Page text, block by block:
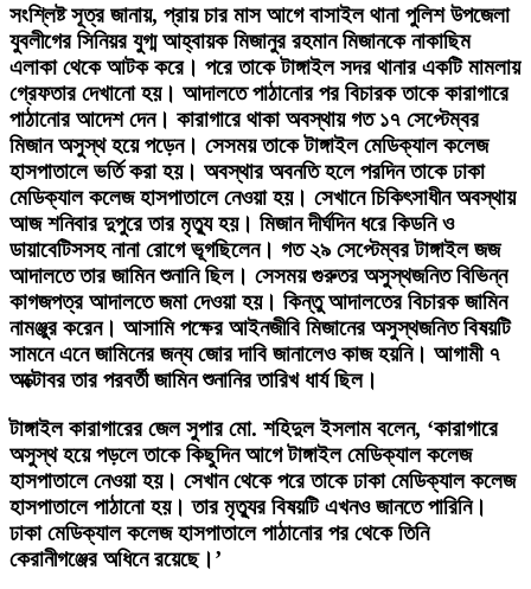
সংশ্লিষ্ট সূত্র জানায়, প্রায় চার মাস আগে বাসাইল থানা পুলিশ উপজেলা
যুবলীগের সিনিয়র যুগ্ম আহ্বায়ক মিজানুর রহমান মিজানকে নাকাছিম
এলাকা থেকে আটক করে। পরে তাকে টাঙ্গাইল সদর থানার একটি মামলায়
গ্রেফতার দেখানো হয়। আদালতে পাঠানোর পর বিচারক তাকে কারাগারে
পাঠানোর আদেশ দেন। কারাগারে থাকা অবস্থায় গত ১৭ সেপ্টেম্বর
মিজান অসুস্থ হয়ে পড়েন। সেসময় তাকে টাঙ্গাইল মেডিক্যাল কলেজ
হাসপাতালে ভর্তি করা হয়। অবস্থার অবনতি হলে পরদিন তাকে ঢাকা
মেডিক্যাল কলেজ হাসপাতালে নেওয়া হয়। সেখানে চিকিৎসাধীন অবস্থায়
আজ শনিবার দুপুরে তার মৃত্যু হয়। মিজান দীর্ঘদিন ধরে কিডনি ও
ডায়াবেটিসসহ নানা রোগে ভূগছিলেন। গত ২৯ সেপ্টেম্বর টাঙ্গাইল জজ
আদালতে তার জামিন শুনানি ছিল। সেসময় গুরুতর অসুস্থজনিত বিভিন্ন
কাগজপত্র আদালতে জমা দেওয়া হয়। কিন্তু আদালতের বিচারক জামিন
নামঞ্জুর করেন। আসামি পক্ষের আইনজীবি মিজানের অসুস্থজনিত বিষয়টি
সামনে এনে জামিনের জন্য জোর দাবি জানালেও কাজ হয়নি। আগামী ৭
অক্টোবর তার পরবর্তী জামিন শুনানির তারিখ ধার্য ছিল।
টাঙ্গাইল কারাগারের জেল সুপার মো. শহিদুল ইসলাম বলেন, ‘কারাগারে
অসুস্থ হয়ে পড়লে তাকে কিছুদিন আগে টাঙ্গাইল মেডিক্যাল কলেজ
হাসপাতালে নেওয়া হয়। সেখান থেকে পরে তাকে ঢাকা মেডিক্যাল কলেজ
হাসপাতালে পাঠানো হয়। তার মৃত্যুর বিষয়টি এখনও জানতে পারিনি।
ঢাকা মেডিক্যাল কলেজ হাসপাতালে পাঠানোর পর থেকে তিনি
কেরানীগঞ্জের অধিনে রয়েছে।’